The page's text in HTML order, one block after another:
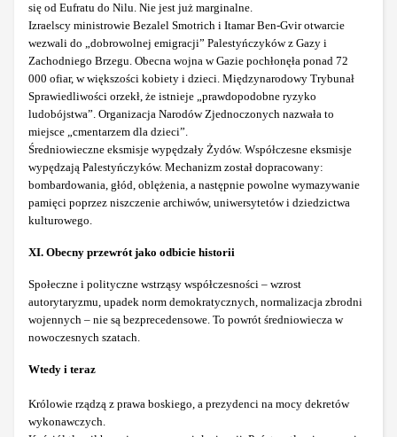
się od Eufratu do Nilu. Nie jest już marginalne.
Izraelscy ministrowie Bezalel Smotrich i Itamar Ben-Gvir otwarcie
wezwali do „dobrowolnej emigracji” Palestyńczyków z Gazy i
Zachodniego Brzegu. Obecna wojna w Gazie pochłonęła ponad 72
000 ofiar, w większości kobiety i dzieci. Międzynarodowy Trybunał
Sprawiedliwości orzekł, że istnieje „prawdopodobne ryzyko
ludobójstwa”. Organizacja Narodów Zjednoczonych nazwała to
miejsce „cmentarzem dla dzieci”.
Średniowieczne eksmisje wypędzały Żydów. Współczesne eksmisje
wypędzają Palestyńczyków. Mechanizm został dopracowany:
bombardowania, głód, oblężenia, a następnie powolne wymazywanie
pamięci poprzez niszczenie archiwów, uniwersytetów i dziedzictwa
kulturowego.
XI. Obecny przewrót jako odbicie historii
Społeczne i polityczne wstrząsy współczesności – wzrost
autorytaryzmu, upadek norm demokratycznych, normalizacja zbrodni
wojennych – nie są bezprecedensowe. To powrót średniowiecza w
nowoczesnych szatach.
Wtedy i teraz
Królowie rządzą z prawa boskiego, a prezydenci na mocy dekretów
wykonawczych.